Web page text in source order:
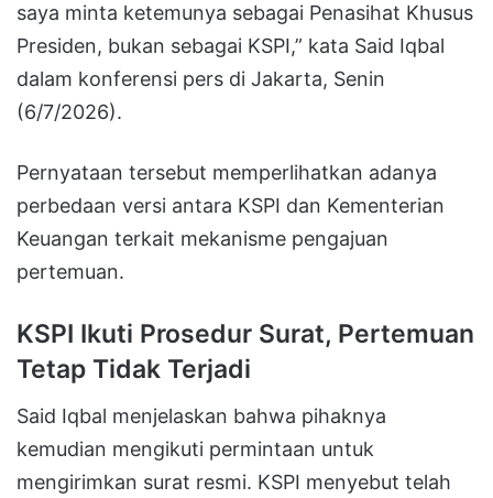
saya minta ketemunya sebagai Penasihat Khusus
Presiden, bukan sebagai KSPI,” kata Said Iqbal
dalam konferensi pers di Jakarta, Senin
(6/7/2026).
Pernyataan tersebut memperlihatkan adanya
perbedaan versi antara KSPI dan Kementerian
Keuangan terkait mekanisme pengajuan
pertemuan.
KSPI Ikuti Prosedur Surat, Pertemuan
Tetap Tidak Terjadi
Said Iqbal menjelaskan bahwa pihaknya
kemudian mengikuti permintaan untuk
mengirimkan surat resmi. KSPI menyebut telah